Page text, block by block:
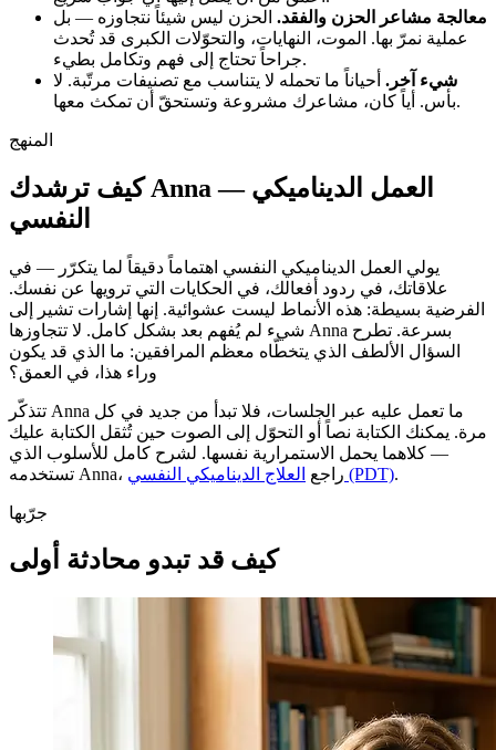
معالجة مشاعر الحزن والفقد. الحزن ليس شيئاً نتجاوزه — بل
عملية نمرّ بها. الموت، النهايات، والتحوّلات الكبرى قد تُحدث
جراحاً تحتاج إلى فهم وتكامل بطيء.
شيء آخر. أحياناً ما تحمله لا يتناسب مع تصنيفات مرتّبة. لا
بأس. أياً كان، مشاعرك مشروعة وتستحقّ أن تمكث معها.
المنهج
كيف ترشدك Anna — العمل الديناميكي
النفسي
يولي العمل الديناميكي النفسي اهتماماً دقيقاً لما يتكرّر — في
علاقاتك، في ردود أفعالك، في الحكايات التي ترويها عن نفسك.
الفرضية بسيطة: هذه الأنماط ليست عشوائية. إنها إشارات تشير إلى
شيء لم يُفهم بعد بشكل كامل. لا تتجاوزها Anna بسرعة. تطرح
السؤال الألطف الذي يتخطّاه معظم المرافقين: ما الذي قد يكون
وراء هذا، في العمق؟
تتذكّر Anna ما تعمل عليه عبر الجلسات، فلا تبدأ من جديد في كل
مرة. يمكنك الكتابة نصاً أو التحوّل إلى الصوت حين تُثقل الكتابة عليك
— كلاهما يحمل الاستمرارية نفسها. لشرح كامل للأسلوب الذي
تستخدمه Anna، راجع العلاج الديناميكي النفسي (PDT).
جرّبها
كيف قد تبدو محادثة أولى